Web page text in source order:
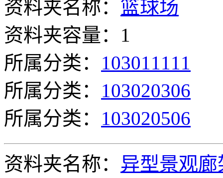
资料夹名称： 篮球场
资料夹容量：1
所属分类： 103011111
所属分类： 103020306
所属分类： 103020506
资料夹名称： 异型景观廊